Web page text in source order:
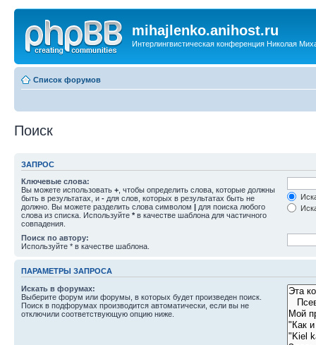
mihajlenko.anihost.ru
Интерлингвистическая конференция Николая
Список форумов
Поиск
ЗАПРОС
Ключевые слова:
Вы можете использовать + , чтобы определить слова, которые должны
быть в результатах, и - для слов, которых в результатах быть не
должно. Вы можете разделить слова символом | для поиска любого
слова из списка. Используйте * в качестве шаблона для частичного
совпадения.
Поиск по автору:
Используйте * в качестве шаблона.
ПАРАМЕТРЫ ЗАПРОСА
Искать в форумах:
Выберите форум или форумы, в которых будет произведен поиск.
Поиск в подфорумах производится автоматически, если вы не
отключили соответствующую опцию ниже.